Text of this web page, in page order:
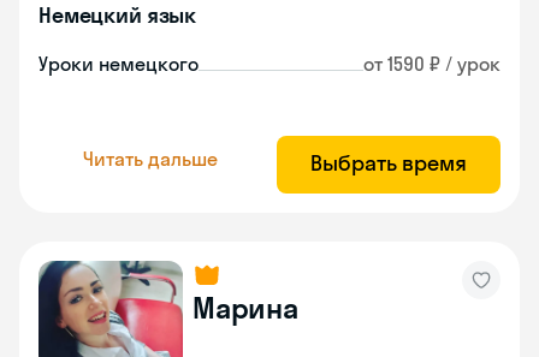
Немецкий язык
Уроки немецкого от 1590 ₽ / урок
Читать дальше Выбрать время
Марина